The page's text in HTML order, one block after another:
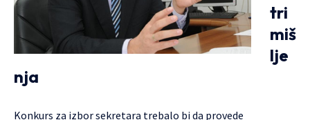
tri
miš
lje
nja
Konkurs za izbor sekretara trebalo bi da provede